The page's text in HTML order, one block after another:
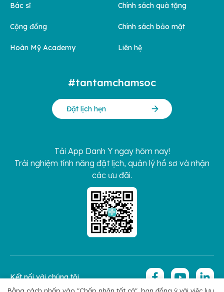
Bác sĩ
Cộng đồng
Hoàn Mỹ Academy
Chính sách quà tặng
Chính sách bảo mật
Liên hệ
#tantamchamsoc
Đặt lịch hẹn
Tải App Danh Y ngay hôm nay!
Trải nghiệm tính năng đặt lịch, quản lý hồ sơ và nhận
các ưu đãi.
Kết nối với chúng tôi